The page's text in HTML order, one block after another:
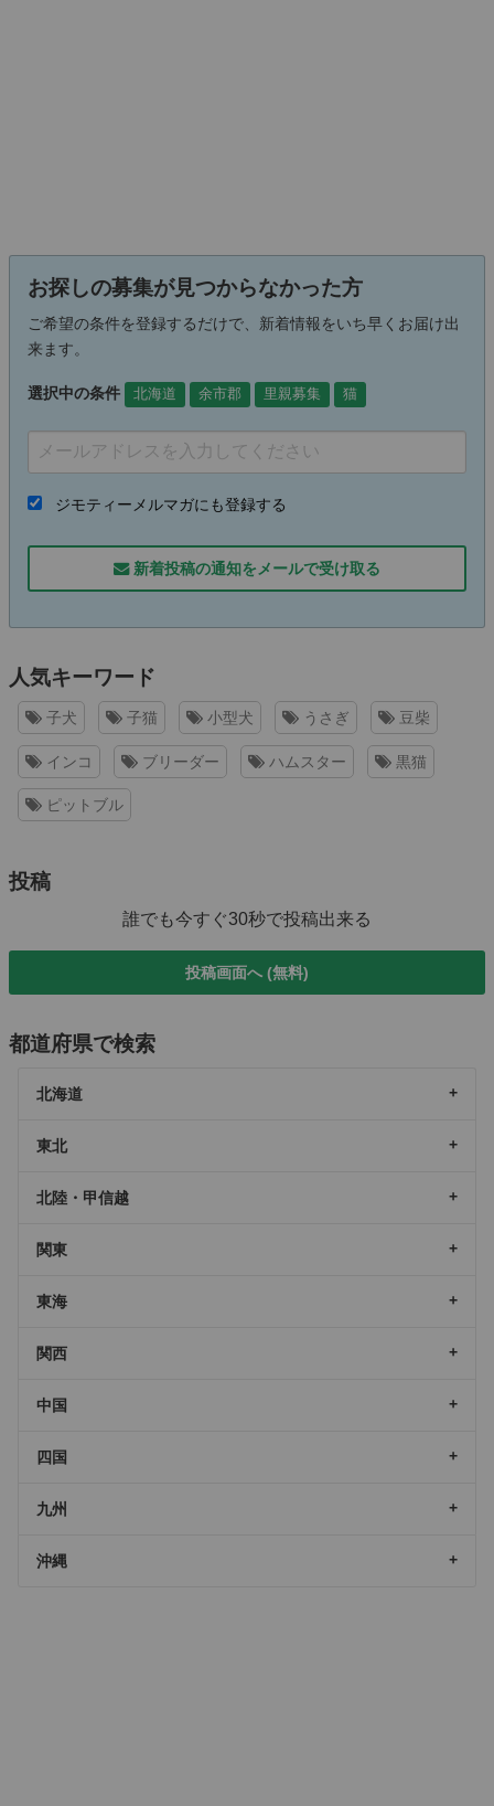
お探しの募集が見つからなかった方
ご希望の条件を登録するだけで、新着情報をいち早くお届け出
来ます。
選択中の条件 北海道 余市郡 里親募集 猫
ジモティーメルマガにも登録する
新着投稿の通知をメールで受け取る
人気キーワード
子犬 子猫 小型犬 うさぎ 豆柴
インコ ブリーダー ハムスター 黒猫
ピットブル
投稿
誰でも今すぐ30秒で投稿出来る
投稿画面へ (無料)
都道府県で検索
北海道
東北
北陸・甲信越
関東
東海
関西
中国
四国
九州
沖縄